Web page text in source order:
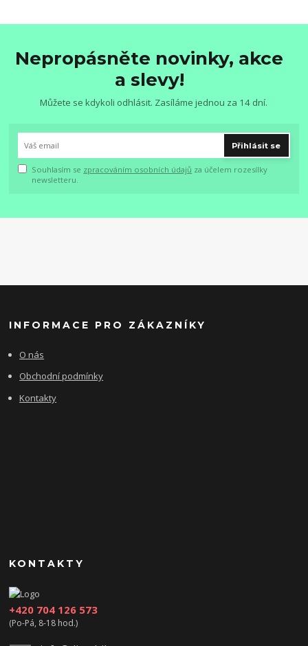
Nepropásněte novinky, akce
a slevy!
Můžete se kdykoli odhlásit. Zasíláme jednou za 14 dní.
Přihlásit se
Souhlasím se zpracováním osobních údajů za účelem rozesílky
newsletteru.
INFORMACE PRO ZÁKAZNÍKY
O nás
Obchodní podmínky
Kontakty
KONTAKTY
+420 704 126 573
(Po-Pá, 8-18 hod.)